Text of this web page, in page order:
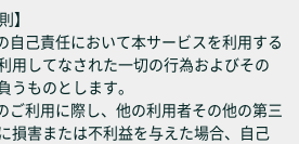
】
自己責任において本サービスを利用する
用してなされた一切の行為およびその
ものとします。
ご利用に際し、他の利用者その他の第三
損害または不利益を与えた場合、自己